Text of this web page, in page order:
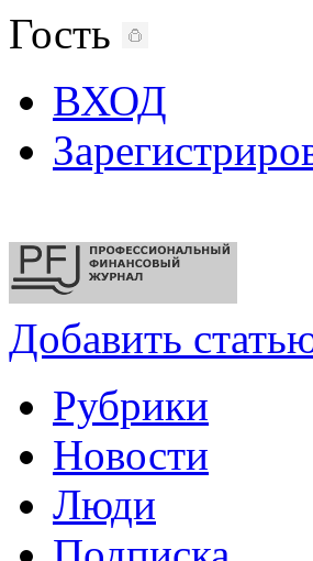
Гость
ВХОД
Добавить
Рубрики
Новости
Люди